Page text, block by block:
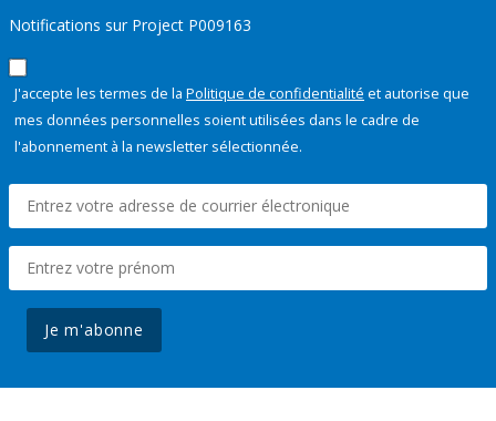
Notifications sur Project P009163
J'accepte les termes de la Politique de confidentialité et autorise que
mes données personnelles soient utilisées dans le cadre de
l'abonnement à la newsletter sélectionnée.
Je m'abonne